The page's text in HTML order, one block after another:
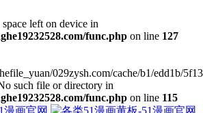
left on device in
func.php on line 127
029zysh.com/cache/b1/edd1b/
such file or directory in
func.php on line 115